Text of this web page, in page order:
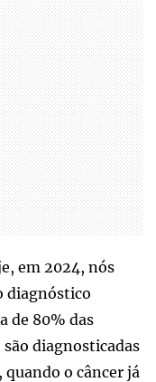
em 2024, nós
diagnóstico
de 80% das
diagnosticadas
quando o câncer já